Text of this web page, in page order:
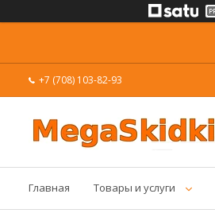
+7 (708) 103-82-93
Главная Товары и услуги